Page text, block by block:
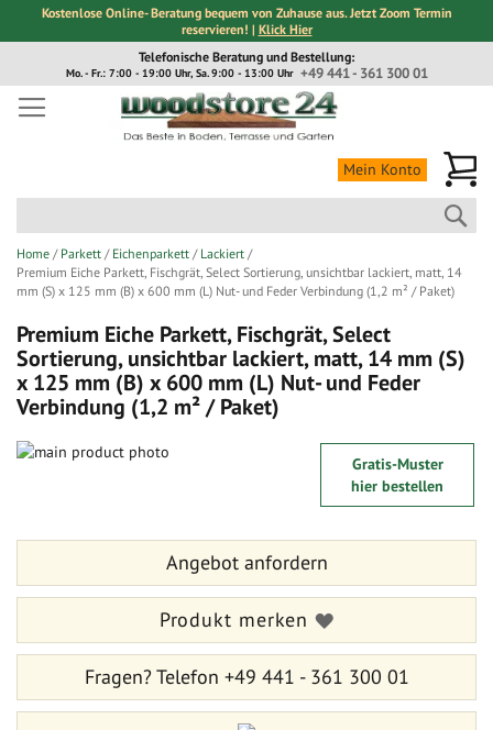
Kostenlose Online- Beratung bequem von Zuhause aus. Jetzt Zoom Termin
reservieren! | Klick Hier
Inhalt
Telefonische Beratung und Bestellung:
+49 441 - 361 300 01
Mo. - Fr.: 7:00 - 19:00 Uhr, Sa. 9:00 - 13:00 Uhr
Mein Konto
Home Parkett Eichenparkett
Lackiert
Premium Eiche Parkett, Fischgrät, Select Sortierung, unsichtbar lackiert, matt, 14
mm (S) x 125 mm (B) x 600 mm (L) Nut- und Feder Verbindung (1,2 m² / Paket)
Premium Eiche Parkett, Fischgrät, Select
Sortierung, unsichtbar lackiert, matt, 14 mm (S)
x 125 mm (B) x 600 mm (L) Nut- und Feder
Verbindung (1,2 m² / Paket)
Gratis-Muster
hier bestellen
Zum
springen
Bildergalerie
Angebot anfordern
Produkt merken
Fragen?Telefon +49 441 - 361 300 01